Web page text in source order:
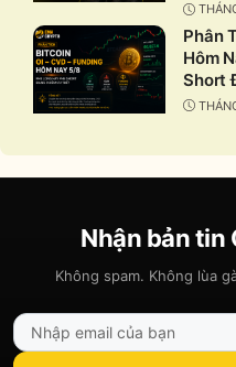
Phân
Hôm
Short
Nhận bản tin
Không spam. Không lùa